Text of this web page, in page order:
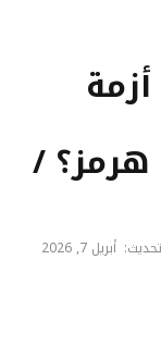
هرمز؟ /
أبريل 7, 2026